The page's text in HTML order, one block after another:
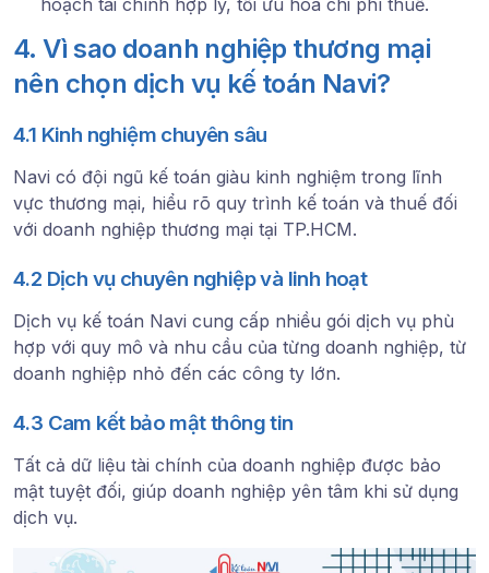
4. Vì sao doanh nghiệp thương mại
nên chọn dịch vụ kế toán Navi?
4.1 Kinh nghiệm chuyên sâu
Navi có đội ngũ kế toán giàu kinh nghiệm trong lĩnh
vực thương mại, hiểu rõ quy trình kế toán và thuế đối
với doanh nghiệp thương mại tại TP.HCM.
4.2 Dịch vụ chuyên nghiệp và linh hoạt
Dịch vụ kế toán Navi cung cấp nhiều gói dịch vụ phù
hợp với quy mô và nhu cầu của từng doanh nghiệp, từ
doanh nghiệp nhỏ đến các công ty lớn.
4.3 Cam kết bảo mật thông tin
Tất cả dữ liệu tài chính của doanh nghiệp được bảo
mật tuyệt đối, giúp doanh nghiệp yên tâm khi sử dụng
dịch vụ.